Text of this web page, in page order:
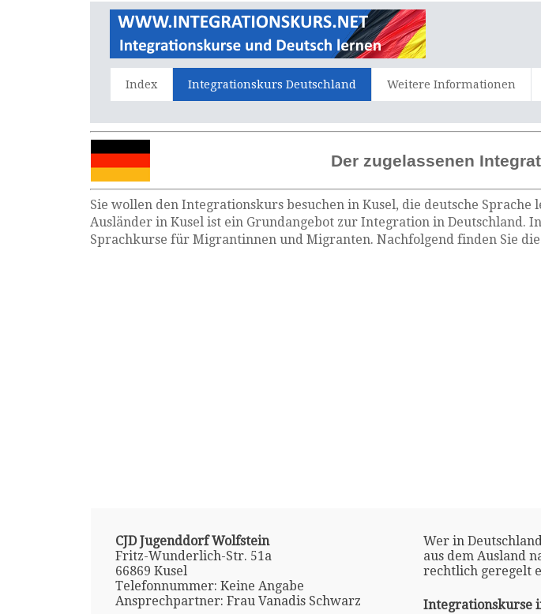
Index Integrationskurs Deutschland Weitere Informationen
Der zugelassenen
Sie wollen den Integrationskurs besuchen in Kusel, die deutsche
Ausländer in Kusel ist ein Grundangebot zur Integration in Deutschland.
Sprachkurse für Migrantinnen und Migranten. Nachfolgend finden Sie
CJD Jugenddorf Wolfstein
Fritz-Wunderlich-Str. 51a
66869 Kusel
Telefonnummer: Keine Angabe
Ansprechpartner: Frau Vanadis Schwarz
Wer in
aus dem Ausland
rechtlich geregelt
Integrationskurse